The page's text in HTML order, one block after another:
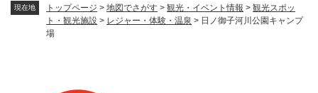
現在地 トップページ > 地図でさがす > 観光・イベント情報 > 観光スポッ
ト・観光施設 > レジャー・体験・温泉 > 日ノ御子河川公園キャンプ
場